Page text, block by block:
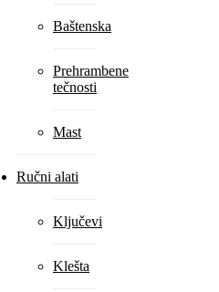
Baštenska
Prehrambene
tečnosti
Mast
Ručni alati
Ključevi
Klešta